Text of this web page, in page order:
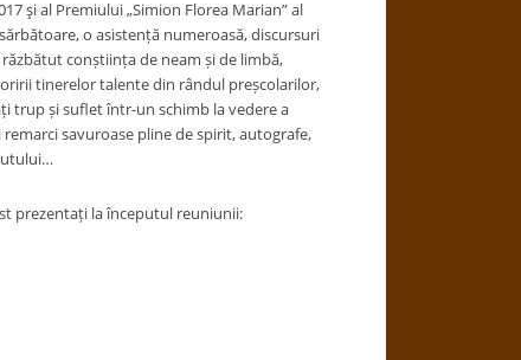
şi al Premiului „Simion Florea Marian” al
o asistență numeroasă, discursuri
conștiința de neam și de limbă,
tinerelor talente din rândul preșcolarilor,
trup și suflet într-un schimb la vedere a
savuroase pline de spirit, autografe,
prezentați la începutul reuniunii: